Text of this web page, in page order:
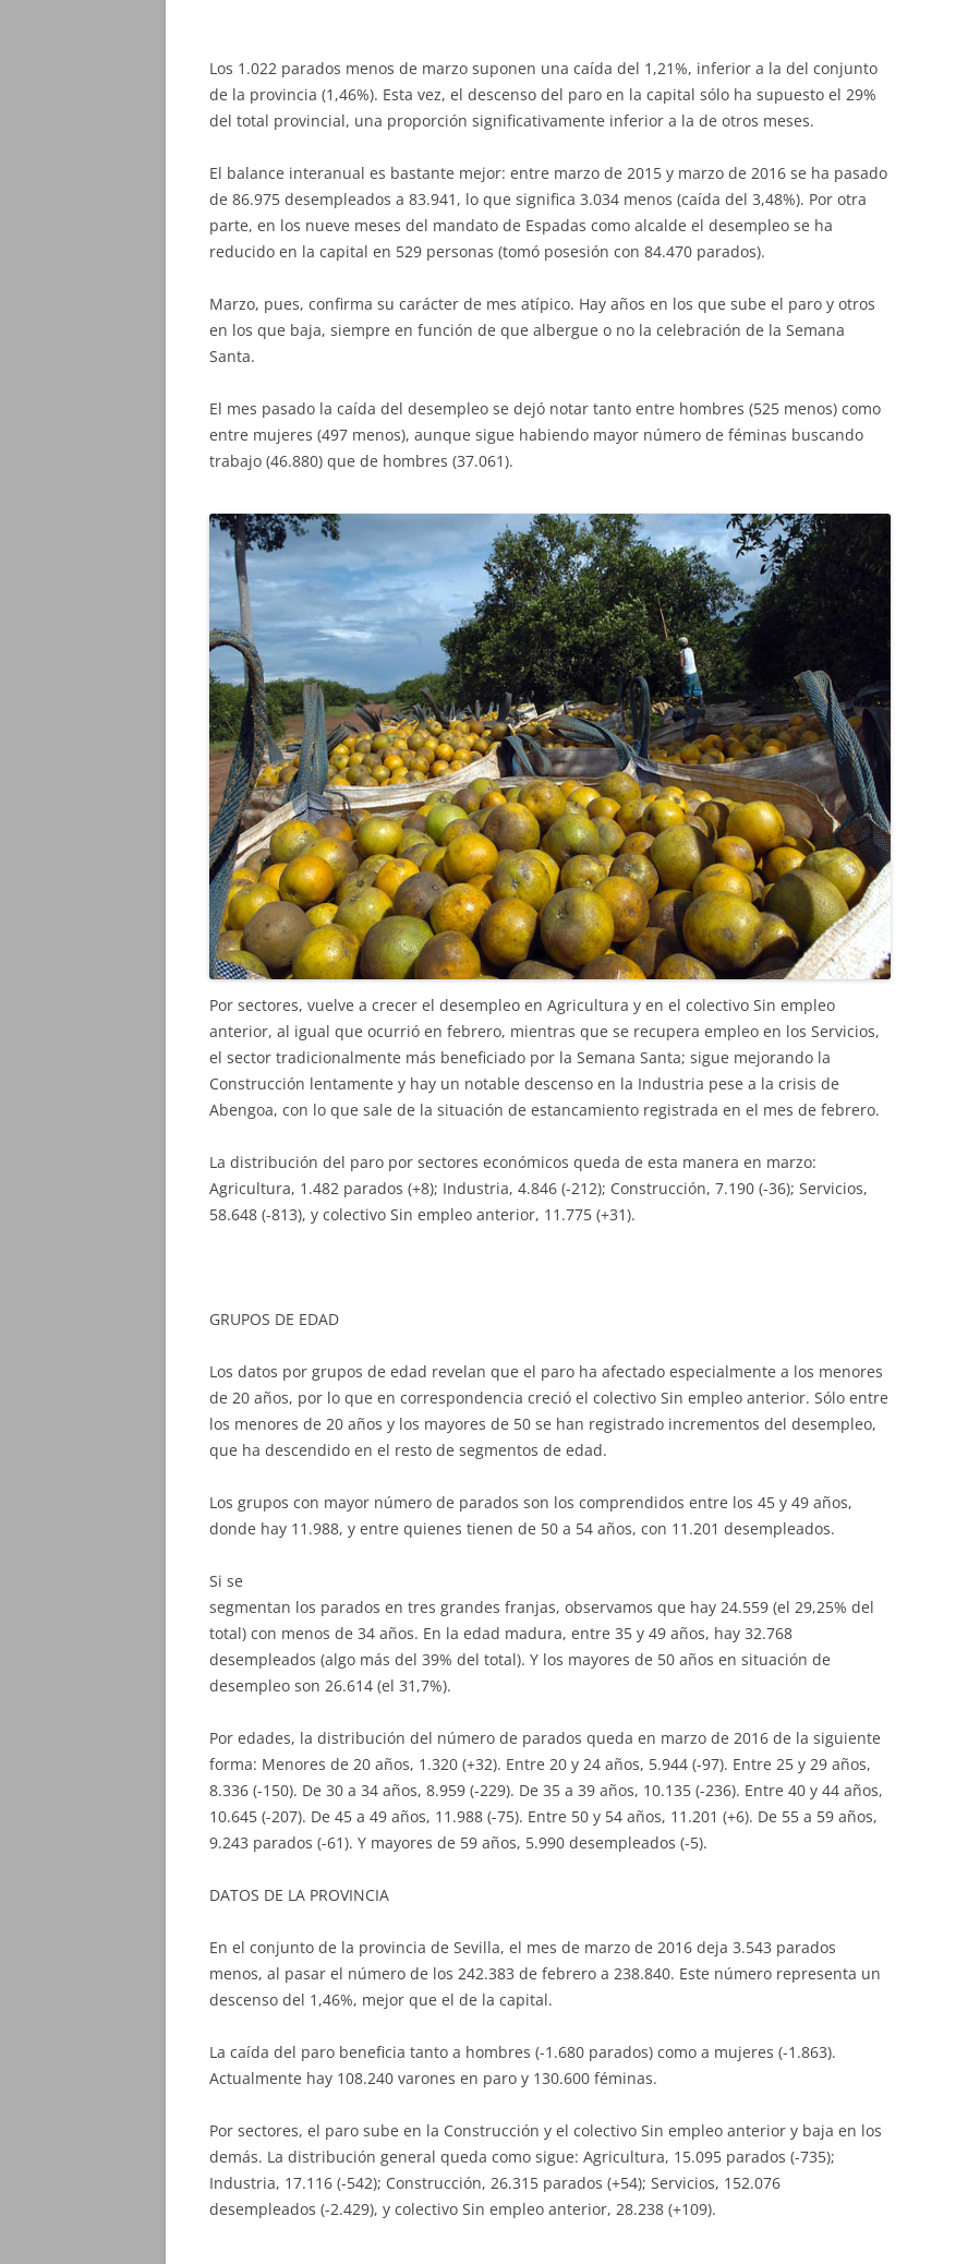
Los 1.022 parados menos de marzo suponen una caída del 1,21%, inferior a la del conjunto
de la provincia (1,46%). Esta vez, el descenso del paro en la capital sólo ha supuesto el 29%
del total provincial, una proporción significativamente inferior a la de otros meses.
El balance interanual es bastante mejor: entre marzo de 2015 y marzo de 2016 se ha pasado
de 86.975 desempleados a 83.941, lo que significa 3.034 menos (caída del 3,48%). Por otra
parte, en los nueve meses del mandato de Espadas como alcalde el desempleo se ha
reducido en la capital en 529 personas (tomó posesión con 84.470 parados).
Marzo, pues, confirma su carácter de mes atípico. Hay años en los que sube el paro y otros
en los que baja, siempre en función de que albergue o no la celebración de la Semana
Santa.
El mes pasado la caída del desempleo se dejó notar tanto entre hombres (525 menos) como
entre mujeres (497 menos), aunque sigue habiendo mayor número de féminas buscando
trabajo (46.880) que de hombres (37.061).
Por sectores, vuelve a crecer el desempleo en Agricultura y en el colectivo Sin empleo
anterior, al igual que ocurrió en febrero, mientras que se recupera empleo en los Servicios,
el sector tradicionalmente más beneficiado por la Semana Santa; sigue mejorando la
Construcción lentamente y hay un notable descenso en la Industria pese a la crisis de
Abengoa, con lo que sale de la situación de estancamiento registrada en el mes de febrero.
La distribución del paro por sectores económicos queda de esta manera en marzo:
Agricultura, 1.482 parados (+8); Industria, 4.846 (-212); Construcción, 7.190 (-36); Servicios,
58.648 (-813), y colectivo Sin empleo anterior, 11.775 (+31).
GRUPOS DE EDAD
Los datos por grupos de edad revelan que el paro ha afectado especialmente a los menores
de 20 años, por lo que en correspondencia creció el colectivo Sin empleo anterior. Sólo entre
los menores de 20 años y los mayores de 50 se han registrado incrementos del desempleo,
que ha descendido en el resto de segmentos de edad.
Los grupos con mayor número de parados son los comprendidos entre los 45 y 49 años,
donde hay 11.988, y entre quienes tienen de 50 a 54 años, con 11.201 desempleados.
Si se
segmentan los parados en tres grandes franjas, observamos que hay 24.559 (el 29,25% del
total) con menos de 34 años. En la edad madura, entre 35 y 49 años, hay 32.768
desempleados (algo más del 39% del total). Y los mayores de 50 años en situación de
desempleo son 26.614 (el 31,7%).
Por edades, la distribución del número de parados queda en marzo de 2016 de la siguiente
forma: Menores de 20 años, 1.320 (+32). Entre 20 y 24 años, 5.944 (-97). Entre 25 y 29 años,
8.336 (-150). De 30 a 34 años, 8.959 (-229). De 35 a 39 años, 10.135 (-236). Entre 40 y 44 años,
10.645 (-207). De 45 a 49 años, 11.988 (-75). Entre 50 y 54 años, 11.201 (+6). De 55 a 59 años,
9.243 parados (-61). Y mayores de 59 años, 5.990 desempleados (-5).
DATOS DE LA PROVINCIA
En el conjunto de la provincia de Sevilla, el mes de marzo de 2016 deja 3.543 parados
menos, al pasar el número de los 242.383 de febrero a 238.840. Este número representa un
descenso del 1,46%, mejor que el de la capital.
La caída del paro beneficia tanto a hombres (-1.680 parados) como a mujeres (-1.863).
Actualmente hay 108.240 varones en paro y 130.600 féminas.
Por sectores, el paro sube en la Construcción y el colectivo Sin empleo anterior y baja en los
demás. La distribución general queda como sigue: Agricultura, 15.095 parados (-735);
Industria, 17.116 (-542); Construcción, 26.315 parados (+54); Servicios, 152.076
desempleados (-2.429), y colectivo Sin empleo anterior, 28.238 (+109).